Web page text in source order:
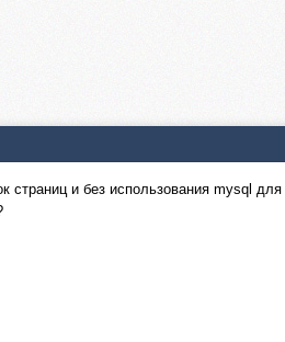
страниц и без использования mysql